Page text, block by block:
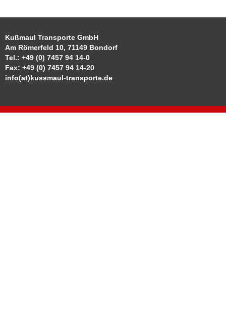
Kußmaul Transporte GmbH
Am Römerfeld 10, 71149 Bondorf
Tel.: +49 (0) 7457 94 14-0
Fax: +49 (0) 7457 94 14-20
info(at)kussmaul-transporte.de